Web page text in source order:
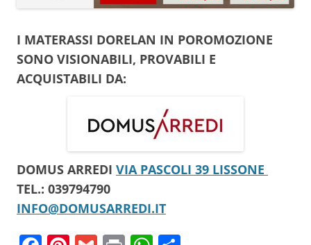
I MATERASSI DORELAN IN POROMOZIONE
SONO VISIONABILI, PROVABILI E
ACQUISTABILI DA:
DOMUS ARREDI VIA PASCOLI 39 LISSONE
TEL.: 039794790
INFO@DOMUSARREDI.IT